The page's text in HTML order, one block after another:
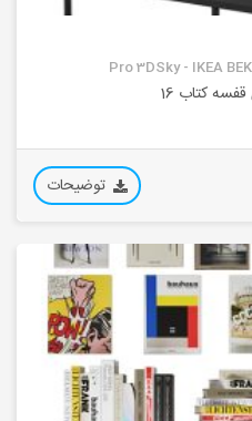
Pro 3DSky - IKEA
کتاب 16
توضیحات